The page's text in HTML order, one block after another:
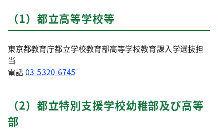
（1）都立高等学校等
東京都教育庁都立学校教育部高等学校教育課入学選抜担
当
電話03-5320-6745
（2）都立特別支援学校幼稚部及び高等
部